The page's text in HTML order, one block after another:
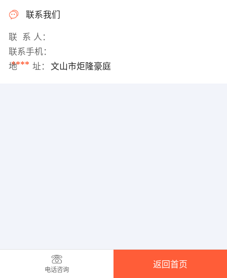
联系我们
联 系 人：
联系手机：
****
地 址： 文山市炬隆豪庭
电话咨询
返回首页